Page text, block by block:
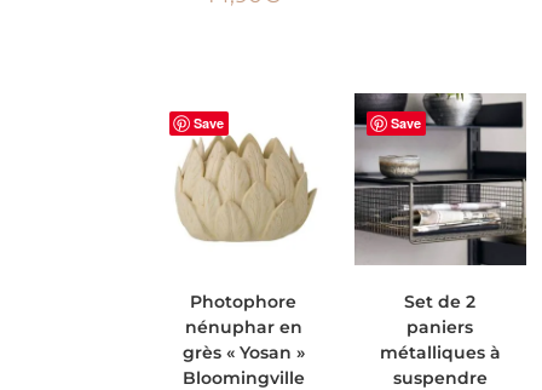
Save
PANIER
Photophore
nénuphar en
grès « Yosan »
Bloomingville
Save
PANIER
Set de 2
paniers
métalliques à
suspendre